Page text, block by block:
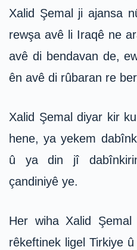
Xalid Şemal ji ajansa
rewşa avê li Iraqê ne
avê di bendavan de,
ên avê di rûbaran re
Xalid Şemal diyar kir
hene, ya yekem
û ya din jî
çandiniyê ye.
Her wiha Xalid
rêkeftinek ligel Tirkiye